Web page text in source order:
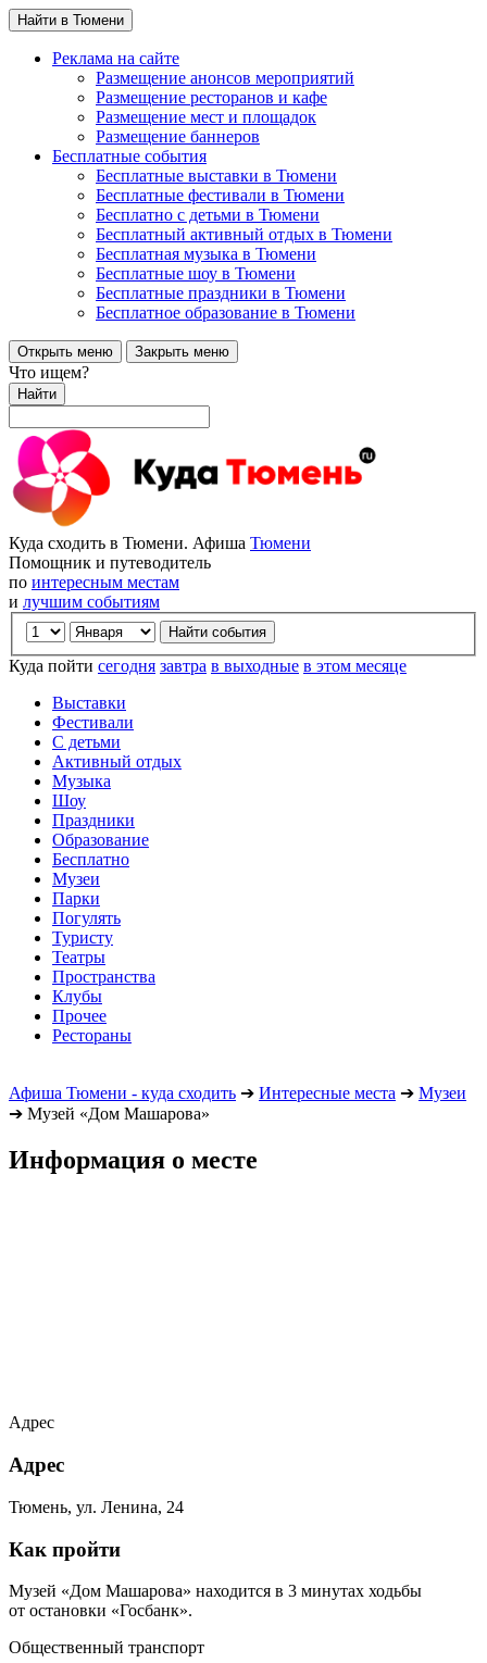
Найти в Тюмени
Реклама на сайте
Размещение анонсов мероприятий
Размещение ресторанов и кафе
Размещение мест и площадок
Размещение баннеров
Бесплатные события
Бесплатные выставки в Тюмени
Бесплатные фестивали в Тюмени
Бесплатно с детьми в Тюмени
Бесплатный активный отдых в Тюмени
Бесплатная музыка в Тюмени
Бесплатные шоу в Тюмени
Бесплатные праздники в Тюмени
Бесплатное образование в Тюмени
Открыть меню Закрыть меню
Что ищем?
Найти
Куда сходить в Тюмени. Афиша Тюмени
Помощник и путеводитель
по интересным местам
и лучшим событиям
Куда пойти сегодня завтра в выходные в этом месяце
Выставки
Фестивали
С детьми
Активный отдых
Музыка
Шоу
Праздники
Образование
Бесплатно
Музеи
Парки
Погулять
Туристу
Театры
Пространства
Клубы
Прочее
Рестораны
Афиша Тюмени - куда сходить ➔ Интересные места ➔ Музеи
➔ Музей «Дом Машарова»
Информация о месте
Адрес
Адрес
Тюмень, ул. Ленина, 24
Как пройти
Музей «Дом Машарова» находится в 3 минутах ходьбы
от остановки «Госбанк».
Общественный транспорт